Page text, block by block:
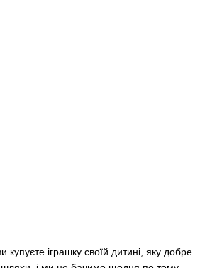
іграшку своїй дитині, яку добре